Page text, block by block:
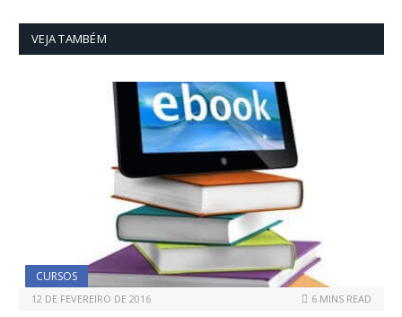
VEJA TAMBÉM
CURSOS
12 DE FEVEREIRO DE 2016 6 MINS READ